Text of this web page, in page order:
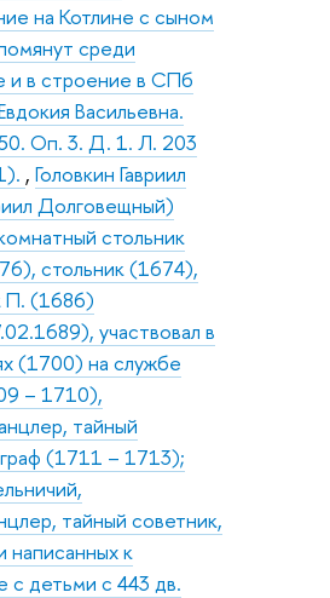
на Котлине с сыном
среди
и в строение в СПб
Васильевна.
Оп. 3. Д. 1. Л. 203
, Головкин Гавриил
Долговещный)
стольник
стольник (1674),
П. (1686)
участвовал в
(1700) на службе
– 1710),
тайный
(1711 – 1713);
тайный советник,
написанных к
с детьми с 443 дв.